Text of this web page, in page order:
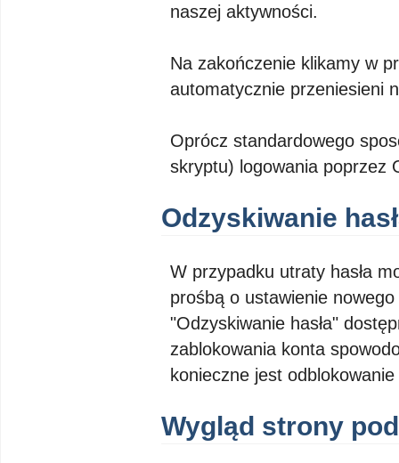
naszej aktywności.
Na zakończenie klikamy w
automatycznie przeniesieni
Oprócz standardowego
skryptu) logowania poprzez
Odzyskiwanie
W przypadku utraty hasła
prośbą o ustawienie
"Odzyskiwanie hasła"
zablokowania konta
konieczne jest
Wygląd strony